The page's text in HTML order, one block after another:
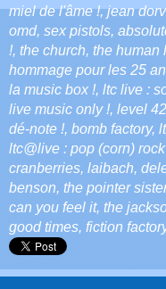
miel de l'âme !,jean
omd, sex pistols,
!, the church, the human
hommage pour les 25
la music box !, ltc live :
live music only !, level 42
dé-note !, bomb factory,
ltc@live : pop (corn)
cranberries, laibach,
benson, the pointer
can you feel it, the
good times, fiction